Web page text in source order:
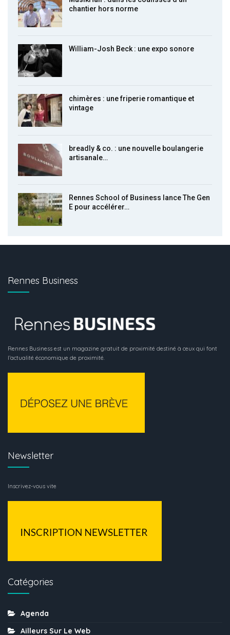
chantier hors norme
William-Josh Beck : une expo sonore
chimères : une friperie romantique et
vintage
breadly & co. : une nouvelle boulangerie
artisanale…
Rennes School of Business lance The Gen
E pour accélérer…
Rennes Business
Rennes Business est un magazine gratuit de proximité destiné à ceux qui font
l’actualité économique de proximité.
Newsletter
Inscrivez-vous vite
Catégories
Agenda
Ailleurs Sur Le Web